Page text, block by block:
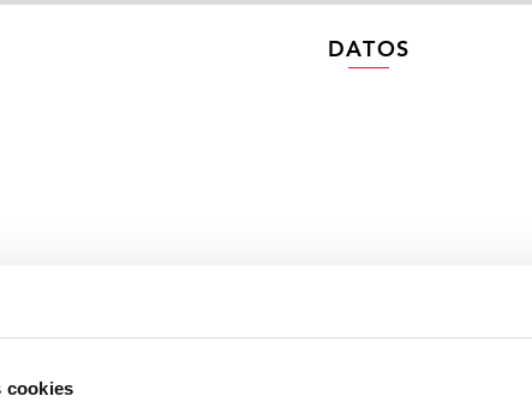
DATOS